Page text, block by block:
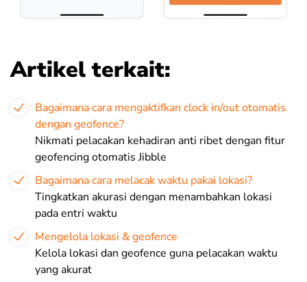
Artikel terkait:
Bagaimana cara mengaktifkan clock in/out otomatis
dengan geofence?
Nikmati pelacakan kehadiran anti ribet dengan fitur
geofencing otomatis Jibble
Bagaimana cara melacak waktu pakai lokasi?
Tingkatkan akurasi dengan menambahkan lokasi
pada entri waktu
Mengelola lokasi & geofence
Kelola lokasi dan geofence guna pelacakan waktu
yang akurat